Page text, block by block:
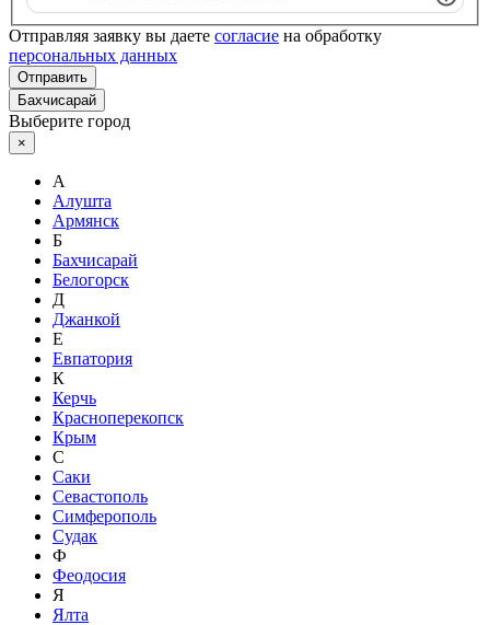
Отправляя заявку вы даете согласие на обработку
персональных данных
Отправить
Бахчисарай
Выберите город
×
А
Алушта
Армянск
Б
Бахчисарай
Белогорск
Д
Джанкой
Е
Евпатория
К
Керчь
Красноперекопск
Крым
С
Саки
Севастополь
Симферополь
Судак
Ф
Феодосия
Я
Ялта